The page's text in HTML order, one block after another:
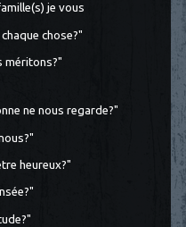
je vous
chose?"
méritons?"
ne nous regarde?"
heureux?"